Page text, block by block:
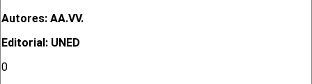
Autores: AA.VV.
Editorial: UNED
0